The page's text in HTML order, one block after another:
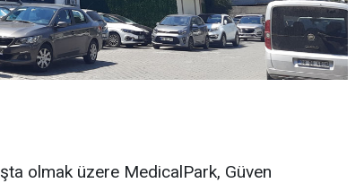
olmak üzere MedicalPark, Güven